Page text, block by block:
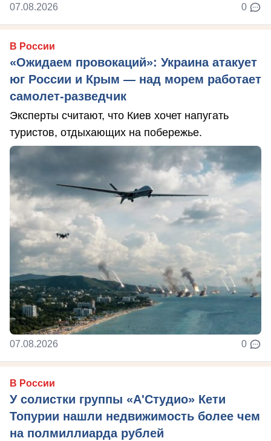
07.08.2026 0
В России
«Ожидаем провокаций»: Украина атакует
юг России и Крым — над морем работает
самолет-разведчик
Эксперты считают, что Киев хочет напугать
туристов, отдыхающих на побережье.
07.08.2026 0
В России
У солистки группы «А'Студио» Кети
Топурии нашли недвижимость более чем
на полмиллиарда рублей